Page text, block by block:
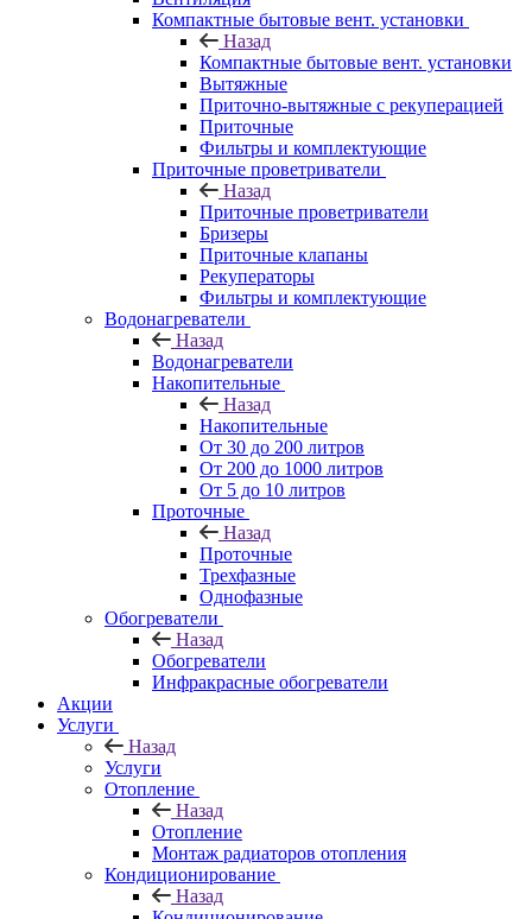
Компактные бытовые вент. установки
Назад
Компактные бытовые вент. установки
Вытяжные
Приточно-вытяжные с рекуперацией
Приточные
Фильтры и комплектующие
Приточные проветриватели
Назад
Приточные проветриватели
Бризеры
Приточные клапаны
Рекуператоры
Фильтры и комплектующие
Водонагреватели
Назад
Водонагреватели
Накопительные
Назад
Накопительные
От 30 до 200 литров
От 200 до 1000 литров
От 5 до 10 литров
Проточные
Назад
Проточные
Трехфазные
Однофазные
Обогреватели
Назад
Обогреватели
Инфракрасные обогреватели
Акции
Услуги
Назад
Услуги
Отопление
Назад
Отопление
Монтаж радиаторов отопления
Кондиционирование
Назад